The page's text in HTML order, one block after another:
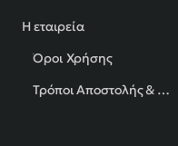
Η εταιρεία
Όροι Χρήσης
Τρόποι Αποστολής & Πληρωμής